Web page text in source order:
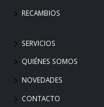
RECAMBIOS
SERVICIOS
QUIÉNES SOMOS
NOVEDADES
CONTACTO